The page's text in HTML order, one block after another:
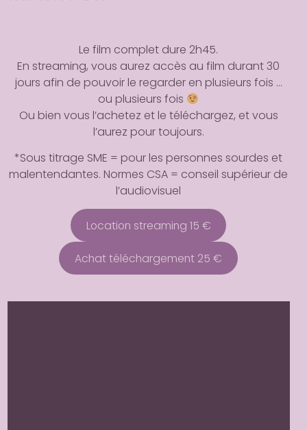
Les autres films
MERCI LE PANGOLIN ! et un jour
“Mammifère mutin” …
Le film complet dure 2h45.
En streaming, vous aurez accès au film durant 30
jours afin de pouvoir le regarder en plusieurs fois …
ou plusieurs fois
Ou bien vous l’achetez et le téléchargez, et vous
l’aurez pour toujours.
*Sous titrage SME = pour les personnes sourdes et
malentendantes. Normes CSA = conseil supérieur de
l’audiovisuel
Location streaming 15 €
Achat téléchargement 25 €